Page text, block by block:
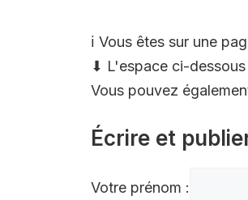
ℹ️ Vous êtes sur une
⬇ L'espace ci-
Vous pouvez
Écrire et
Votre prénom :